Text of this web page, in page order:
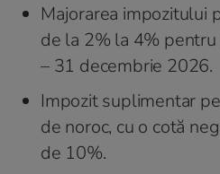
Majorarea impozitului
de la 2% la 4%
– 31 decembrie 2026.
Impozit suplimentar
de noroc, cu o cotă
de 10%.